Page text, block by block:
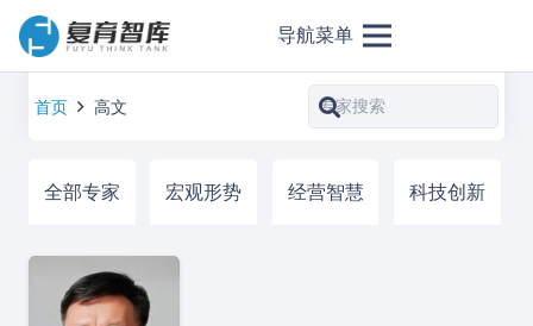
导航菜单
首页 高文
全部专家 宏观形势 经营智慧 科技创新